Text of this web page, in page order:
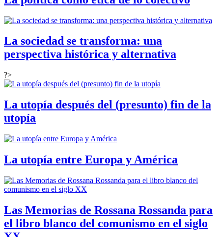
La sociedad se transforma: una
perspectiva histórica y alternativa
?>
La utopía después del (presunto) fin de la
utopía
La utopía entre Europa y América
Las Memorias de Rossana Rossanda para
el libro blanco del comunismo en el siglo